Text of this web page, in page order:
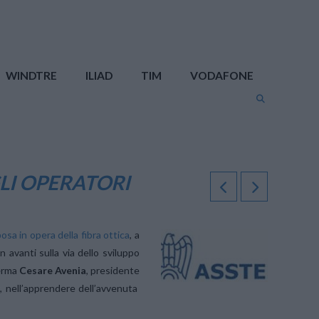
WINDTRE ILIAD TIM VODAFONE
OPERATORI
in opera della fibra ottica, a
avanti sulla via dello sviluppo
Cesare Avenia, presidente
dell’avvenuta